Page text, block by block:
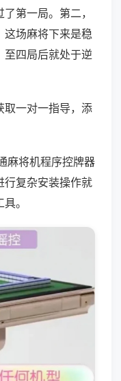
第一局。第二，
这场麻将下来是稳
至四局后就处于逆
取一对一指导，添
麻将机程序控牌器
行复杂安装操作就
。